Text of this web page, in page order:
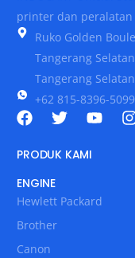
printer dan
Ruko Golden
Tangerang
Tangerang
+62 815-8396-5099
PRODUK KAMI
ENGINE
Hewlett Packard
Brother
Canon